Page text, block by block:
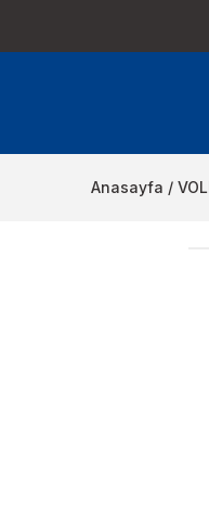
Anasayfa